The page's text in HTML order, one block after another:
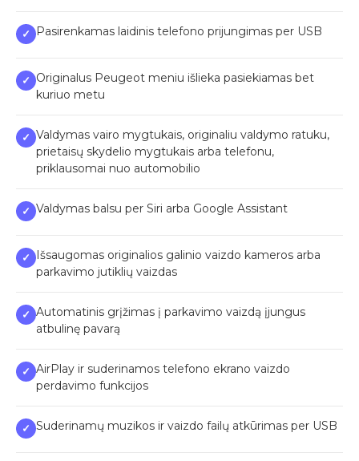
✓ Pasirenkamas laidinis telefono prijungimas per USB
✓
Originalus Peugeot meniu išlieka pasiekiamas bet
kuriuo metu
✓ Valdymas vairo mygtukais, originaliu valdymo ratuku,
prietaisų skydelio mygtukais arba telefonu,
priklausomai nuo automobilio
✓ Valdymas balsu per Siri arba Google Assistant
✓
Išsaugomas originalios galinio vaizdo kameros arba
parkavimo jutiklių vaizdas
✓ Automatinis grįžimas į parkavimo vaizdą įjungus
atbulinę pavarą
✓ AirPlay ir suderinamos telefono ekrano vaizdo
perdavimo funkcijos
✓ Suderinamų muzikos ir vaizdo failų atkūrimas per USB